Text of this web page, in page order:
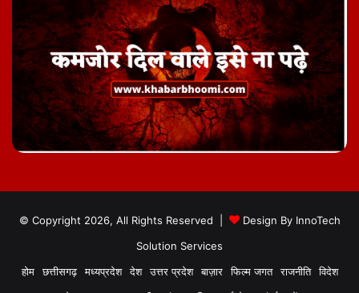
© Copyright 2026, All Rights Reserved | Design By InnoTech
Solution Services
होम
छत्तीसगढ़ मध्यप्रदेश देश उत्तर प्रदेश बाज़ार फिल्म जगत राजनीति
विदेश